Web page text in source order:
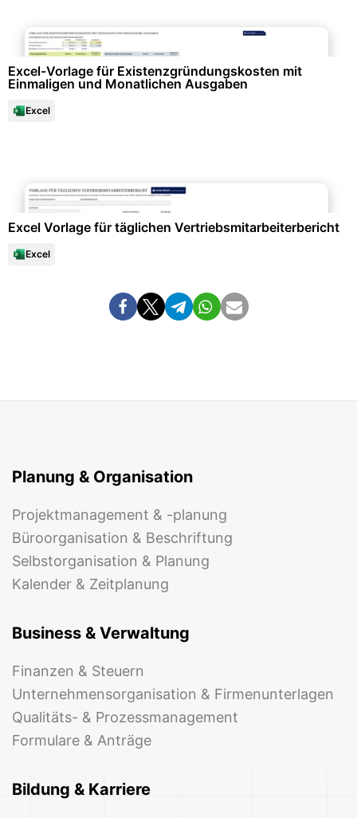
Excel-Vorlage für Existenzgründungskosten mit
Einmaligen und Monatlichen Ausgaben
Excel
Excel Vorlage für täglichen Vertriebsmitarbeiterbericht
Excel
Planung & Organisation
Projektmanagement & -planung
Büroorganisation & Beschriftung
Selbstorganisation & Planung
Kalender & Zeitplanung
Business & Verwaltung
Finanzen & Steuern
Unternehmensorganisation & Firmenunterlagen
Qualitäts- & Prozessmanagement
Formulare & Anträge
Bildung & Karriere